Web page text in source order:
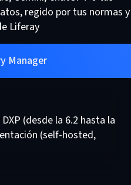
regido por tus normas y
Liferay
Manager
(desde la 6.2 hasta la
(self-hosted,